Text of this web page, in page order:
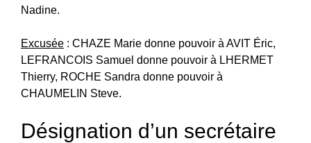
Nadine.
Excusée : CHAZE Marie donne pouvoir à AVIT Éric,
LEFRANCOIS Samuel donne pouvoir à LHERMET
Thierry, ROCHE Sandra donne pouvoir à
CHAUMELIN Steve.
Désignation d’un secrétaire